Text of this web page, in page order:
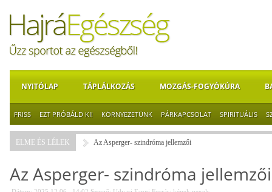
NYITÓLAP TÁPLÁLKOZÁS MOZGÁS-FOGYÓKÚRA
FRISS EZT PRÓBÁLD KI! KÖRNYEZETÜNK PÁRKAPCSOLAT SPIRITUÁLIS
ELME ÉS LÉLEK Az Asperger- szindróma jellemzői
Az Asperger- szindróma jellemzői